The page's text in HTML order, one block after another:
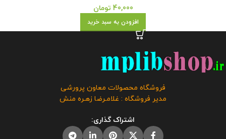
40,000 تومان
افزودن به سبد خرید
فروشگاه محصولات معاون پرورشی
مدیر فروشگاه : غلامـرضا زهـره منش
اشتراک گذاری: